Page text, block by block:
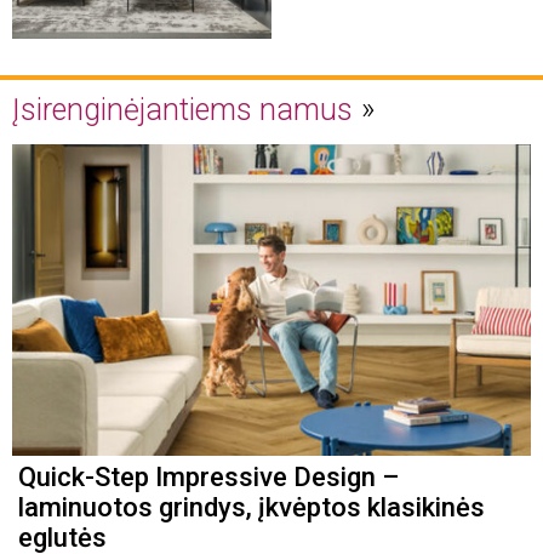
Įsirenginėjantiems namus
Quick-Step Impressive Design –
laminuotos grindys, įkvėptos klasikinės
eglutės